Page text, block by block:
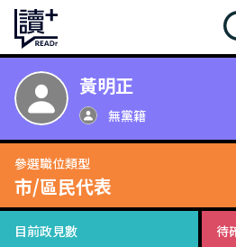
黃明正
無黨籍
參選職位類型
市/區民代表
目前政見數 待